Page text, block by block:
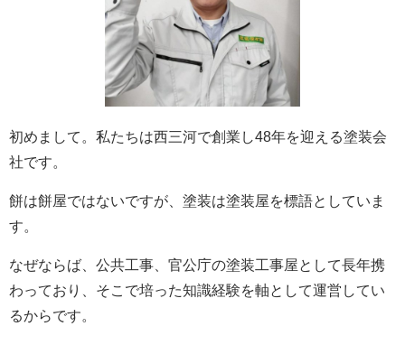
初めまして。私たちは西三河で創業し48年を迎える塗装会
社です。
餅は餅屋ではないですが、塗装は塗装屋を標語としていま
す。
なぜならば、公共工事、官公庁の塗装工事屋として長年携
わっており、そこで培った知識経験を軸として運営してい
るからです。